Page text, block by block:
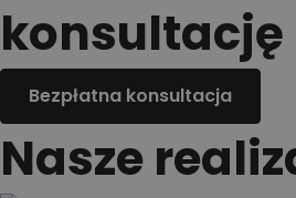
konsultację
Bezpłatna konsultacja
Nasze